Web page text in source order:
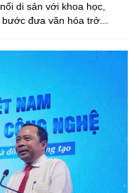
di sản với khoa học,
đưa văn hóa trở...